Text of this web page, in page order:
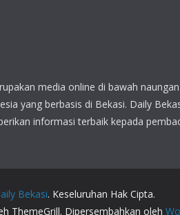
media online di bawah
yang berbasis di Bekasi. Daily
informasi terbaik kepada
Bekasi. Keseluruhan Hak Cipta.
ThemeGrill. Dipersembahkan oleh